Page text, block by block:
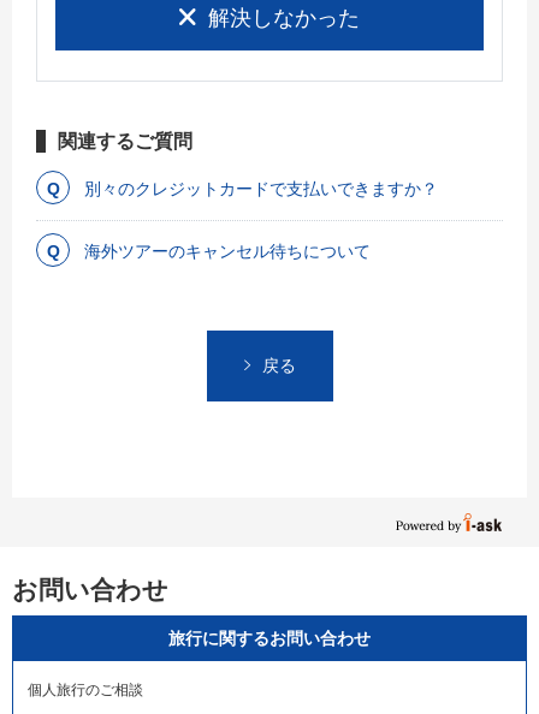
解決しなかった
関連するご質問
別々のクレジットカードで支払いできますか？
海外ツアーのキャンセル待ちについて
戻る
お問い合わせ
旅行に関するお問い合わせ
個人旅行のご相談